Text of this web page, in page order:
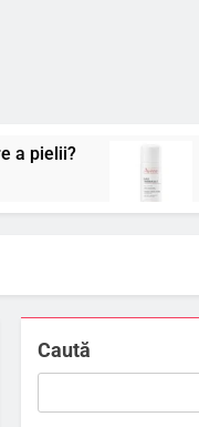
De ce
8 August
Caută